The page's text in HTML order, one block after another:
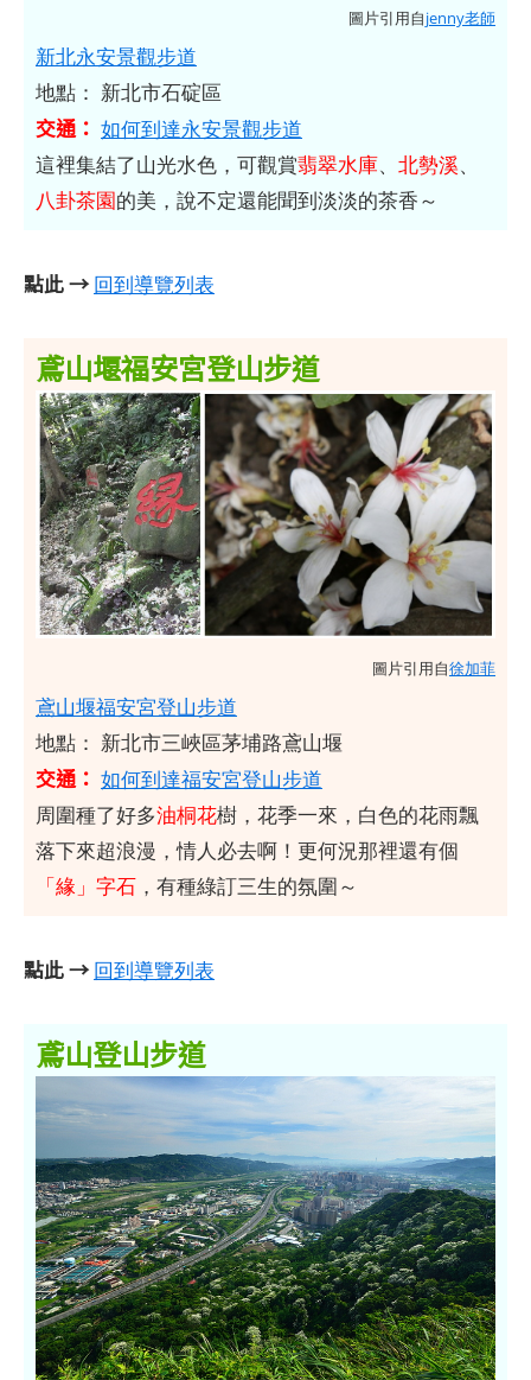
圖片引用自jenny老師
新北永安景觀步道
地點： 新北市石碇區
交通： 如何到達永安景觀步道
這裡集結了山光水色，可觀賞翡翠水庫、 北勢溪、
八卦茶園的美，說不定還能聞到淡淡的茶香～
點此 → 回到導覽列表
鳶山堰福安宮登山步道
圖片引用自徐加菲
鳶山堰福安宮登山步道
地點： 新北市三峽區茅埔路鳶山堰
交通： 如何到達福安宮登山步道
周圍種了好多油桐花樹，花季一來，白色的花雨飄
落下來超浪漫，情人必去啊！更何況那裡還有個
「緣」字石 ，有種綠訂三生的氛圍～
點此 → 回到導覽列表
鳶山登山步道